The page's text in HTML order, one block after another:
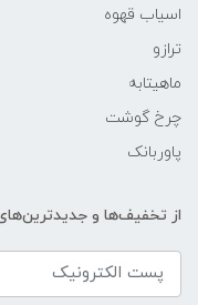
اسیاب قهوه
ترازو
ماهیتابه
چرخ گوشت
پاوربانک
از تخفیف‌ها و